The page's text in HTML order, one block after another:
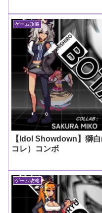
ゲーム攻略
【Idol Showdown】獅
コレ）コンボ
ゲーム攻略